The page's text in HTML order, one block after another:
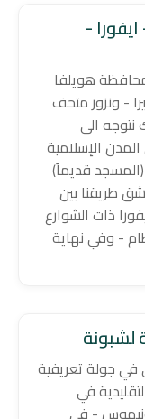
-
محافظة هويلفا
- ونزور متحف
نتوجه الى
الإسلامية
(المسجد قديماً)
طريقنا بين
ذات الشوارع
- وفي نهاية
لشبونة
في جولة تعريفية
في